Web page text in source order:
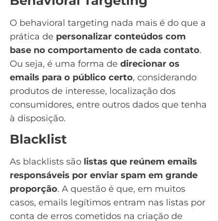
O behavioral targeting nada mais é do que a
prática de personalizar conteúdos com
base no comportamento de cada contato.
Ou seja, é uma forma de direcionar os
emails para o público certo, considerando
produtos de interesse, localização dos
consumidores, entre outros dados que tenha
à disposição.
Blacklist
As blacklists são listas que reúnem emails
responsáveis por enviar spam em grande
proporção. A questão é que, em muitos
casos, emails legítimos entram nas listas por
conta de erros cometidos na criação de